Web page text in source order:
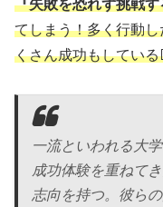
『失敗を恐れず挑戦す
てしまう！多く行動
くさん成功もしている
一流といわれる大
成功体験を重ねて
志向を持つ。彼ら